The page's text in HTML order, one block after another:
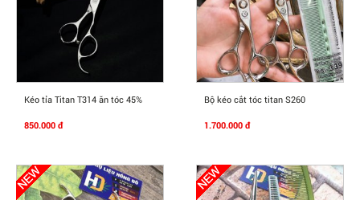
Mua Ngay
Kéo tỉa Titan T314 ăn tóc 45%
850.000 đ
Mua Ngay
Bộ kéo cắt tóc titan S260
1.700.000 đ